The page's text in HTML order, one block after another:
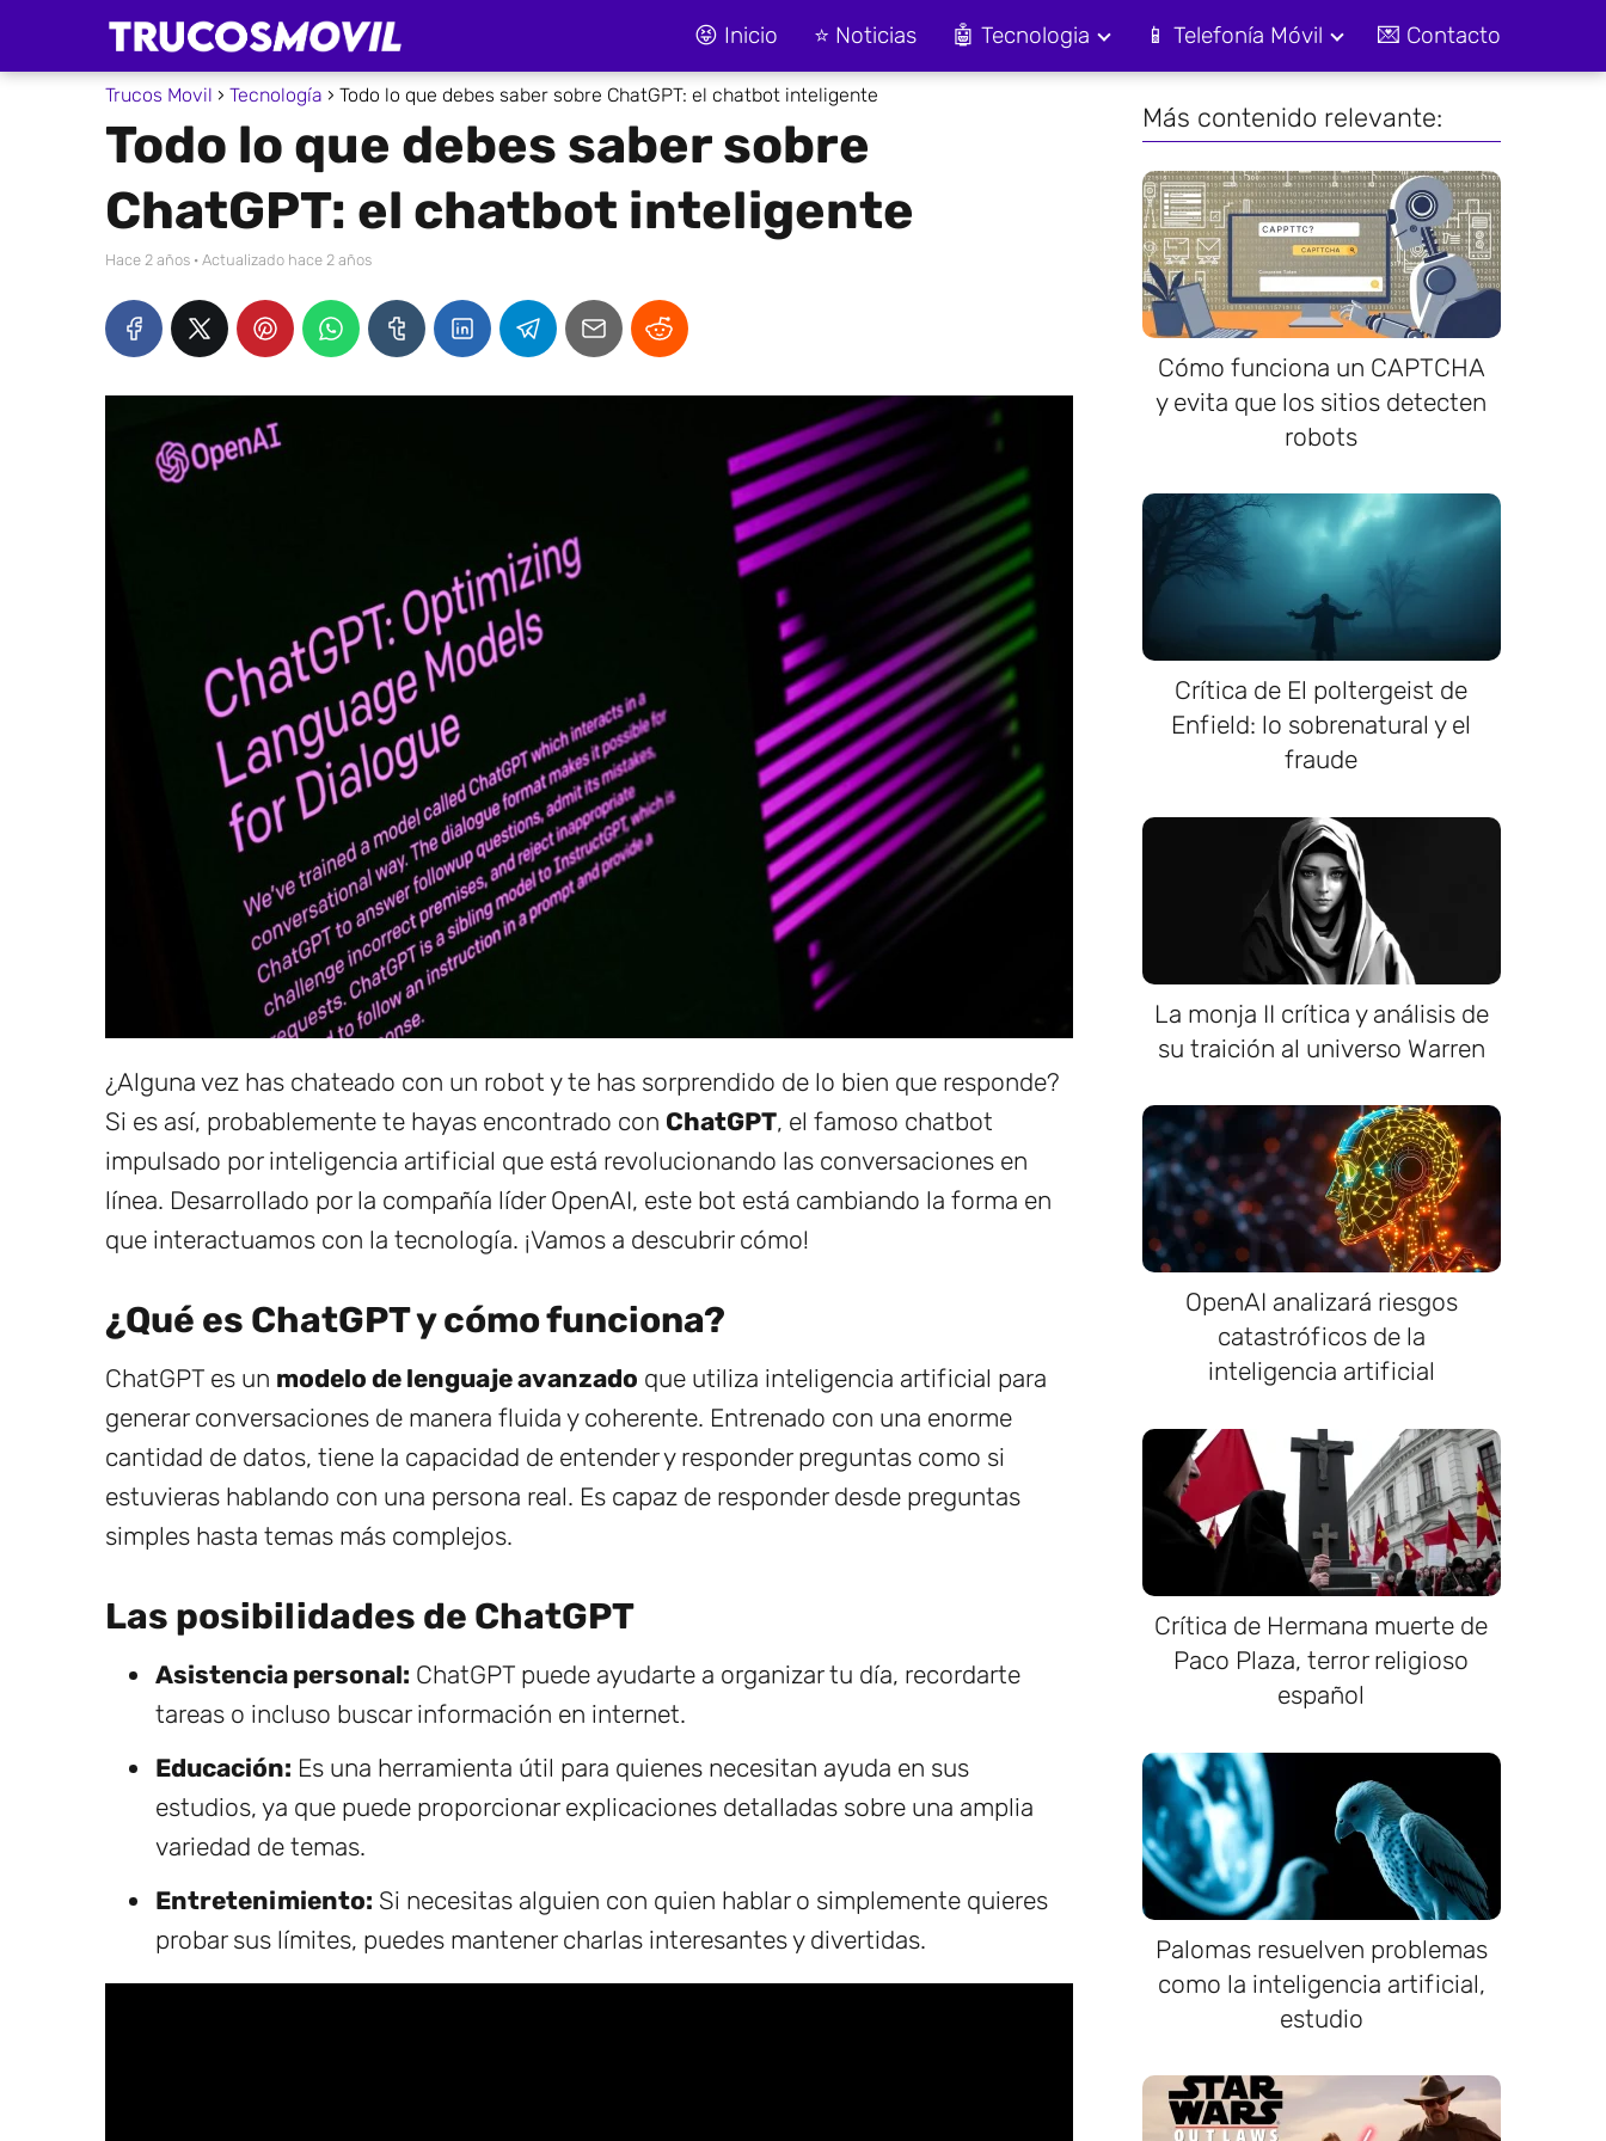
😝 Inicio ⭐ Noticias 🤖 Tecnologia 📱 Telefonía Móvil 💌 Contacto
Trucos Movil Tecnología Todo lo que debes saber sobre ChatGPT: el chatbot inteligente
Todo lo que debes saber sobre
ChatGPT: el chatbot inteligente
hace 2 años · Actualizado hace 2 años
¿Alguna vez has chateado con un robot y te has sorprendido de lo bien que responde?
Si es así, probablemente te hayas encontrado con ChatGPT, el famoso chatbot
impulsado por inteligencia artificial que está revolucionando las conversaciones en
línea. Desarrollado por la compañía líder OpenAI, este bot está cambiando la forma en
que interactuamos con la tecnología. ¡Vamos a descubrir cómo!
¿Qué es ChatGPT y cómo funciona?
ChatGPT es un modelo de lenguaje avanzado que utiliza inteligencia artificial para
generar conversaciones de manera fluida y coherente. Entrenado con una enorme
cantidad de datos, tiene la capacidad de entender y responder preguntas como si
estuvieras hablando con una persona real. Es capaz de responder desde preguntas
simples hasta temas más complejos.
Las posibilidades de ChatGPT
Asistencia personal: ChatGPT puede ayudarte a organizar tu día, recordarte
tareas o incluso buscar información en internet.
Educación: Es una herramienta útil para quienes necesitan ayuda en sus
estudios, ya que puede proporcionar explicaciones detalladas sobre una amplia
variedad de temas.
Entretenimiento: Si necesitas alguien con quien hablar o simplemente quieres
probar sus límites, puedes mantener charlas interesantes y divertidas.
Más contenido relevante:
Cómo funciona un CAPTCHA
y evita que los sitios detecten
robots
Crítica de El poltergeist de
Enfield: lo sobrenatural y el
fraude
La monja II crítica y análisis de
su traición al universo Warren
OpenAI analizará riesgos
catastróficos de la
inteligencia artificial
Crítica de Hermana muerte de
Paco Plaza, terror religioso
español
Palomas resuelven problemas
como la inteligencia artificial,
estudio